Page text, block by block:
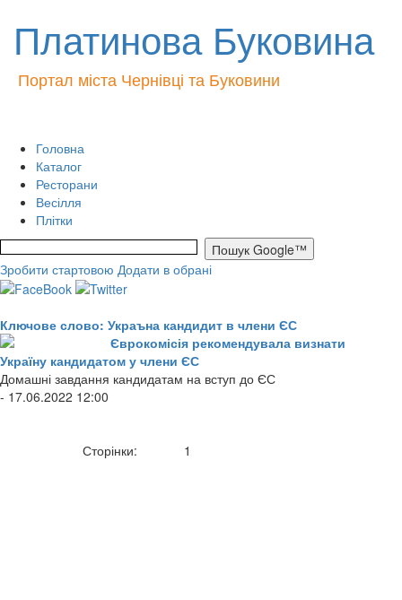
Платинова Буковина
Портал міста Чернівці та Буковини
Головна
Каталог
Ресторани
Весілля
Плітки
Зробити стартовою Додати в обрані
Ключове слово: Украъна кандидит в члени ЄС
Єврокомісія рекомендувала визнати
Україну кандидатом у члени ЄС
Домашні завдання кандидатам на вступ до ЄС
- 17.06.2022 12:00
Сторінки: 1